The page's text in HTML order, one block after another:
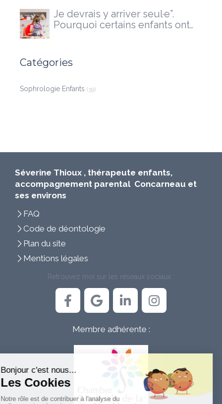
Je devrais y arriver seul·e”.
Pourquoi certains enfants ont
Catégories
Sophrologie Enfants (39)
Séverine Thioux , thérapeute enfants,
accompagnement parental Concarneau et
ses environs
FAQ
Code de déontologie
Plan du site
Mentions légales
Retrouvez moi sur les réseaux sociaux :
Membre adhérente :